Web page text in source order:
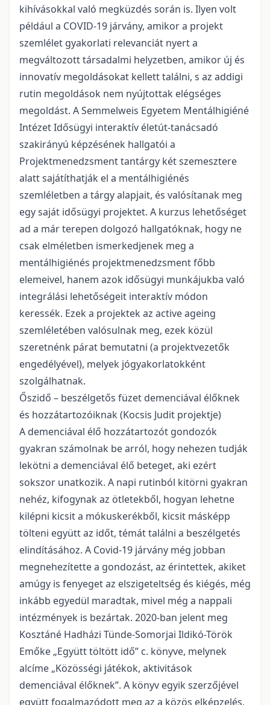
kihívásokkal való megküzdés során is. Ilyen volt
például a COVID-19 járvány, amikor a projekt
szemlélet gyakorlati relevanciát nyert a
megváltozott társadalmi helyzetben, amikor új és
innovatív megoldásokat kellett találni, s az addigi
rutin megoldások nem nyújtottak elégséges
megoldást. A Semmelweis Egyetem Mentálhigiéné
Intézet Idősügyi interaktív életút-tanácsadó
szakirányú képzésének hallgatói a
Projektmenedzsment tantárgy két szemesztere
alatt sajátíthatják el a mentálhigiénés
szemléletben a tárgy alapjait, és valósítanak meg
egy saját idősügyi projektet. A kurzus lehetőséget
ad a már terepen dolgozó hallgatóknak, hogy ne
csak elméletben ismerkedjenek meg a
mentálhigiénés projektmenedzsment főbb
elemeivel, hanem azok idősügyi munkájukba való
integrálási lehetőségeit interaktív módon
keressék. Ezek a projektek az active ageing
szemléletében valósulnak meg, ezek közül
szeretnénk párat bemutatni (a projektvezetők
engedélyével), melyek jógyakorlatokként
szolgálhatnak.
Őszidő – beszélgetős füzet demenciával élőknek
és hozzátartozóiknak (Kocsis Judit projektje)
A demenciával élő hozzátartozót gondozók
gyakran számolnak be arról, hogy nehezen tudják
lekötni a demenciával élő beteget, aki ezért
sokszor unatkozik. A napi rutinból kitörni gyakran
nehéz, kifogynak az ötletekből, hogyan lehetne
kilépni kicsit a mókuskerékből, kicsit másképp
tölteni együtt az időt, témát találni a beszélgetés
elindításához. A Covid-19 járvány még jobban
megnehezítette a gondozást, az érintettek, akiket
amúgy is fenyeget az elszigeteltség és kiégés, még
inkább egyedül maradtak, mivel még a nappali
intézmények is bezártak. 2020-ban jelent meg
Kosztáné Hadházi Tünde-Somorjai Ildikó-Török
Emőke „Együtt töltött idő” c. könyve, melynek
alcíme „Közösségi játékok, aktivitások
demenciával élőknek”. A könyv egyik szerzőjével
együtt fogalmazódott meg az a közös elképzelés,